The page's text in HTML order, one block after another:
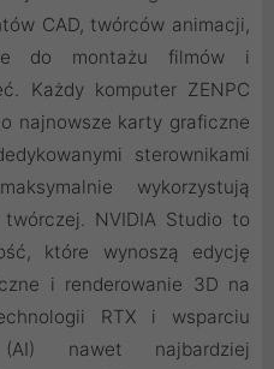
CAD, twórców animacji,
do montażu filmów i
Każdy komputer ZENPC
najnowsze karty graficzne
sterownikami
wykorzystują
NVIDIA Studio to
które wynoszą edycję
i renderowanie 3D na
RTX i wsparciu
nawet najbardziej